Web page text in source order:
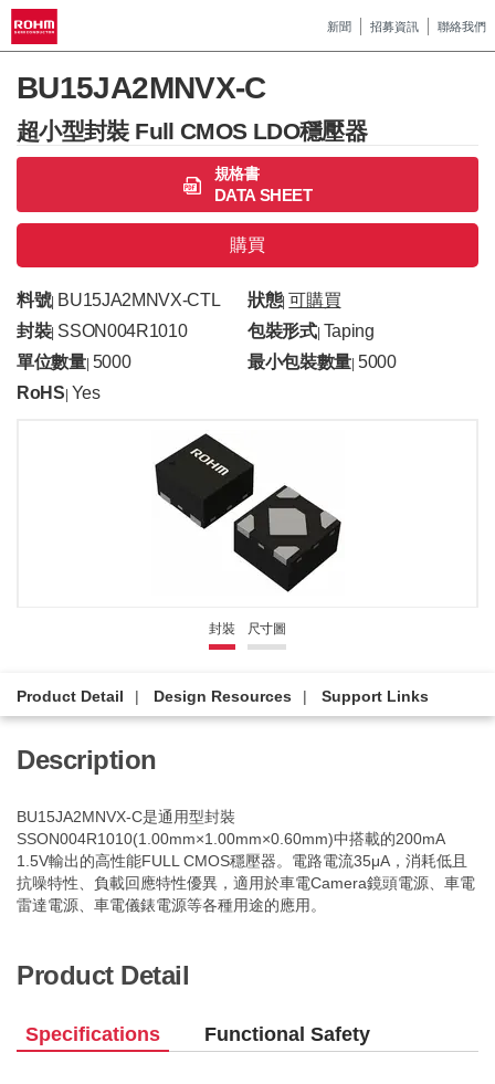
新聞 招募資訊 聯絡我們
BU15JA2MNVX-C
超小型封裝 Full CMOS LDO穩壓器
規格書
DATA SHEET
購買
料號| BU15JA2MNVX-CTL 狀態| 可購買
封裝| SSON004R1010 包裝形式| Taping
單位數量| 5000 最小包裝數量 |5000
RoHS Yes
封裝 尺寸圖
Product Detail Design Resources Support Links
Description
BU15JA2MNVX-C是通用型封裝
SSON004R1010(1.00mm×1.00mm×0.60mm)中搭載的200mA
1.5V輸出的高性能FULL CMOS穩壓器。電路電流35μA，消耗低且
抗噪特性、負載回應特性優異，適用於車電Camera鏡頭電源、車電
雷達電源、車電儀錶電源等各種用途的應用。
Product Detail
Specifications Functional Safety